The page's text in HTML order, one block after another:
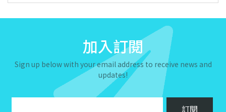
加入訂閱
Sign up below with your email address to receive news and
updates!